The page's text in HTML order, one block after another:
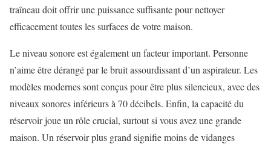
traîneau doit offrir une puissance suffisante pour nettoyer
efficacement toutes les surfaces de votre maison.
Le niveau sonore est également un facteur important. Personne
n’aime être dérangé par le bruit assourdissant d’un aspirateur. Les
modèles modernes sont conçus pour être plus silencieux, avec des
niveaux sonores inférieurs à 70 décibels. Enfin, la capacité du
réservoir joue un rôle crucial, surtout si vous avez une grande
maison. Un réservoir plus grand signifie moins de vidanges